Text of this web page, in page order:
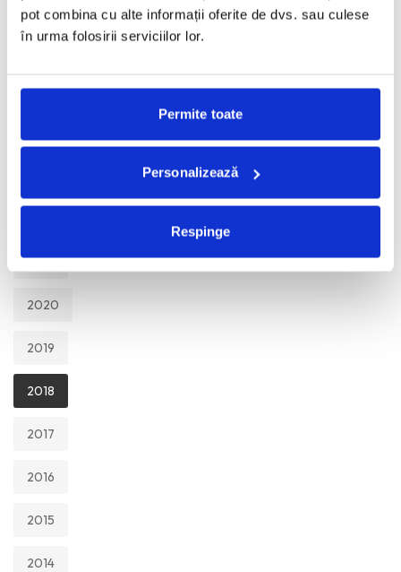
pot combina cu alte informații oferite de dvs. sau culese
în urma folosirii serviciilor lor.
Permite toate
Personalizează
Respinge
2026
2025
2021
2020
2019
2018
2017
2016
2015
2014